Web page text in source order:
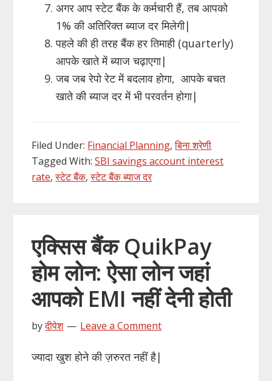
अगर आप स्टेट बैंक के कर्मचारी हैं, तब आपको
1% की अतिरिक्त ब्याज दर मिलेगी|
पहले की ही तरह बैंक हर तिमाही (quarterly)
आपके खाते में ब्याज चढ़ाएगा|
जब जब रेपो रेट में बदलाव होगा, आपके बचत
खाते की ब्याज दर में भी परवर्तन होगा|
Filed Under: Financial Planning,बिना श्रेणी
Tagged With:SBI savings account interest
rate,स्टेट बैंक,स्टेट बैंक ब्याज दर
एक्सिस बैंक QuikPay
होम लोन: ऐसा लोन जहां
आपको EMI नहीं देनी होती
byदीपेश Leave a Comment
ज्यादा खुश होने की ज़रुरत नहीं है|